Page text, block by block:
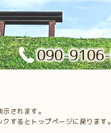
されます。
するとトップページに戻ります。